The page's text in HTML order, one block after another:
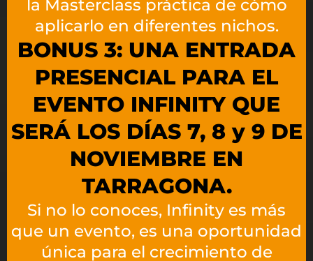
la Masterclass práctica de cómo
aplicarlo en diferentes nichos.
BONUS 3: UNA ENTRADA
PRESENCIAL PARA EL
EVENTO INFINITY QUE
SERÁ LOS DÍAS 7, 8 y 9 DE
NOVIEMBRE EN
TARRAGONA.
Si no lo conoces, Infinity es más
que un evento, es una oportunidad
única para el crecimiento de